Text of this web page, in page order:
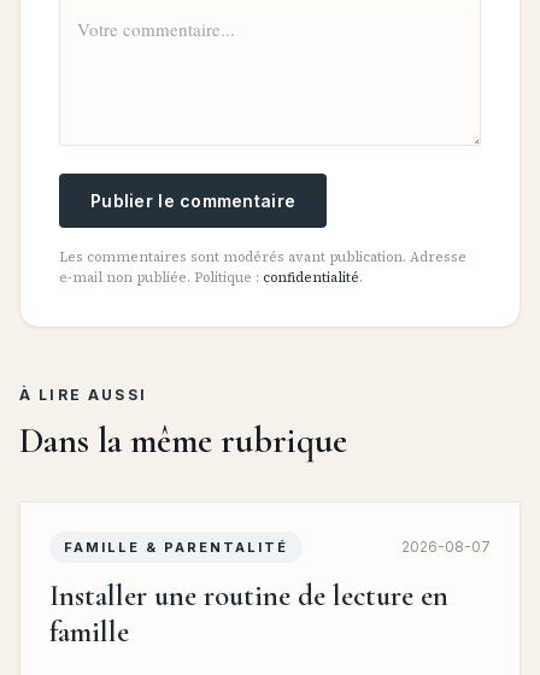
Publier le commentaire
Les commentaires sont modérés avant publication. Adresse
e-mail non publiée. Politique : confidentialité.
À LIRE AUSSI
Dans la même rubrique
FAMILLE & PARENTALITÉ 2026-08-07
Installer une routine de lecture en
famille